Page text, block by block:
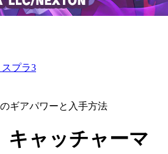
プラ3
ギアパワーと入手方法
キャッチャーマ